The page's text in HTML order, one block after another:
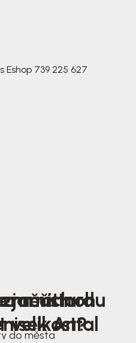
Eshop 739 225 627
jarních
Antal
nohu
velikost?
mustard
do města